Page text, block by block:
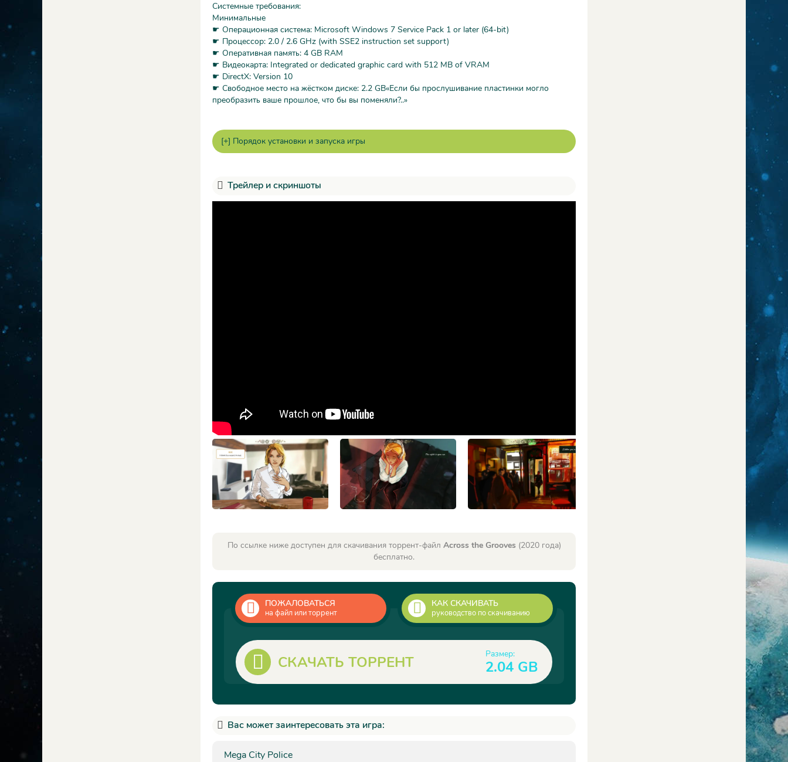
Системные требования:
Минимальные
☛ Операционная система: Microsoft Windows 7 Service Pack 1 or later (64-bit)
☛ Процессор: 2.0 / 2.6 GHz (with SSE2 instruction set support)
☛ Оперативная память: 4 GB RAM
☛ Видеокарта: Integrated or dedicated graphic card with 512 MB of VRAM
☛ DirectX: Version 10
☛ Свободное место на жёстком диске: 2.2 GB«Если бы прослушивание пластинки могло
преобразить ваше прошлое, что бы вы поменяли?..»
Трейлер и скриншоты
По ссылке ниже доступен для скачивания торрент-файл Across the Grooves (2020 года)
бесплатно.
ПОЖАЛОВАТЬСЯ
на файл или торрент
КАК СКАЧИВАТЬ
руководство по скачиванию
СКАЧАТЬ ТОРРЕНТ Размер:
2.04 GB
Вас может заинтересовать эта игра:
Mega City Police